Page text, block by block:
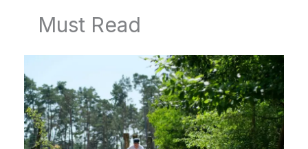
Must Read